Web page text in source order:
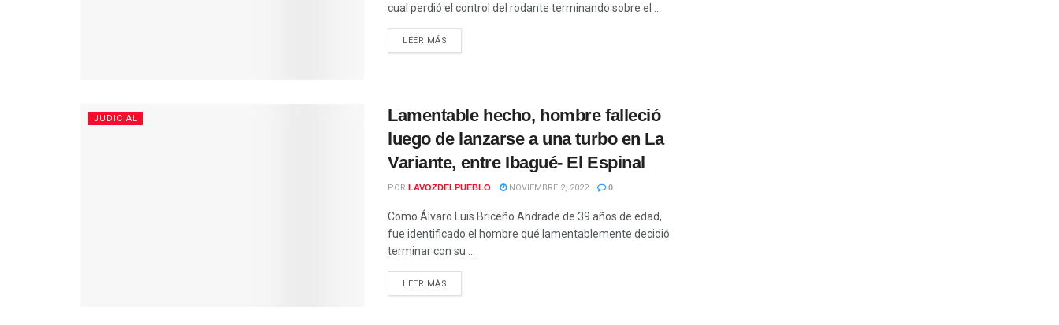
cual perdió el control del rodante terminando sobre el ...
LEER MÁS
JUDICIAL
Lamentable hecho, hombre falleció
luego de lanzarse a una turbo en La
Variante, entre Ibagué- El Espinal
POR LAVOZDELPUEBLO NOVIEMBRE 2, 2022 0
Como Álvaro Luis Briceño Andrade de 39 años de edad,
fue identificado el hombre qué lamentablemente decidió
terminar con su ...
LEER MÁS